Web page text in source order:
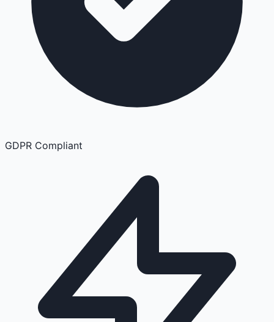
GDPR Compliant